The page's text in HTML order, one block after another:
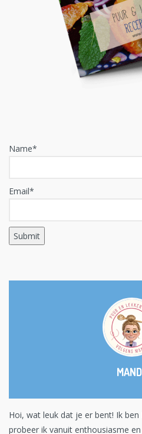
Name*
Email*
Hoi, wat leuk dat je er bent! Ik ben
probeer ik vanuit enthousiasme